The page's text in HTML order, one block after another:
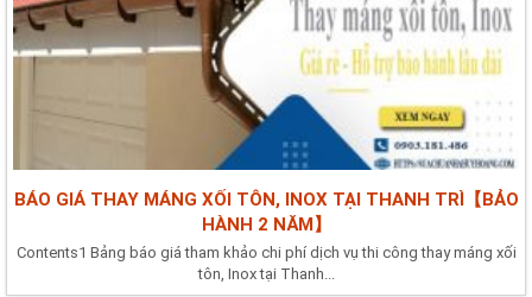
BÁO GIÁ THAY MÁNG XỐI TÔN, INOX TẠI THANH TRÌ【BẢO
HÀNH 2 NĂM】
Contents1 Bảng báo giá tham khảo chi phí dịch vụ thi công thay máng xối
tôn, Inox tại Thanh...